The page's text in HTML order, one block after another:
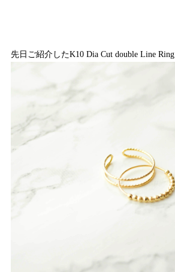
先日ご紹介したK10 Dia Cut double Line Ring